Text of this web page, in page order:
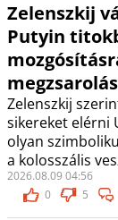
Zelenszkij
Putyin
Zelenszkij
sikereket elérni
olyan
a kolosszális
2026.08.09 04:56
0
5